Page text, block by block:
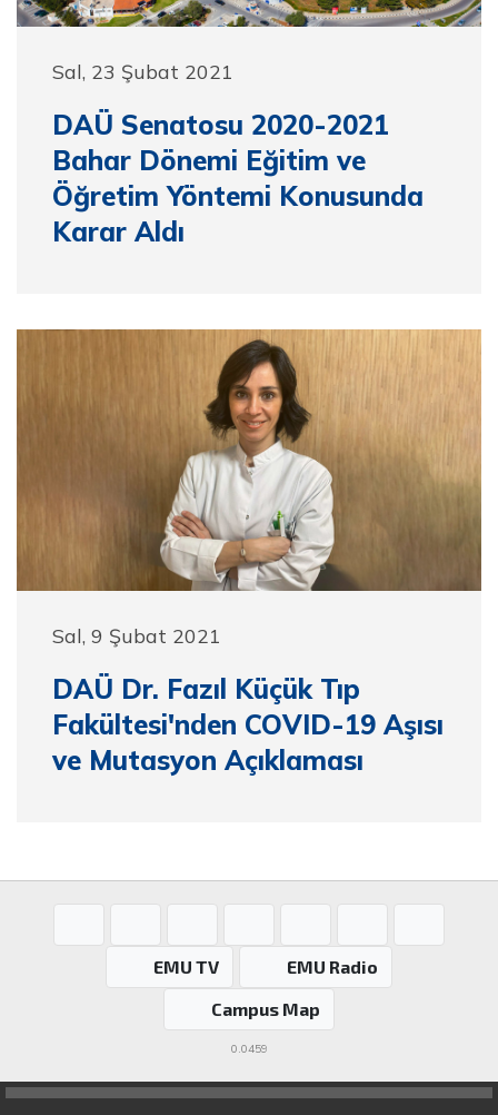
Sal, 23 Şubat 2021
DAÜ Senatosu 2020-2021
Bahar Dönemi Eğitim ve
Öğretim Yöntemi Konusunda
Karar Aldı
Sal, 9 Şubat 2021
DAÜ Dr. Fazıl Küçük Tıp
Fakültesi'nden COVID-19 Aşısı
ve Mutasyon Açıklaması
EMU TV
EMU Radio
Campus Map
0.0459